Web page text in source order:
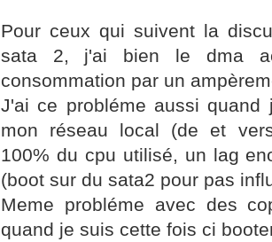
Pour ceux qui suivent la
sata 2, j'ai bien le dma
consommation par un
J'ai ce probléme aussi
mon réseau local (de et
100% du cpu utilisé, un lag
(boot sur du sata2 pour pas
Meme probléme avec des
quand je suis cette fois ci